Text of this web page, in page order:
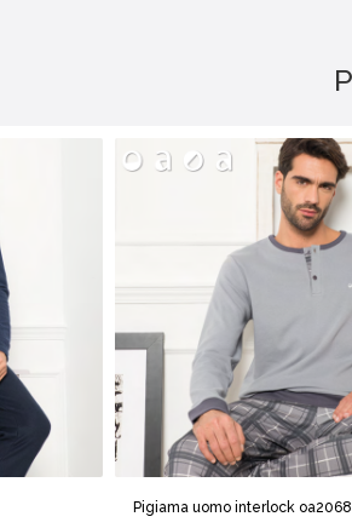
Pigiama uomo interlock oa2068